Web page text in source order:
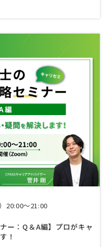
20:00～21:00
ー：Q＆A編】プロがキャ
！